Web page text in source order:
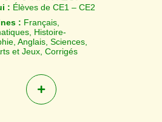
: Élèves deCE1 – CE2
: Français,
Histoire-
Anglais, Sciences,
et Jeux, Corrigés